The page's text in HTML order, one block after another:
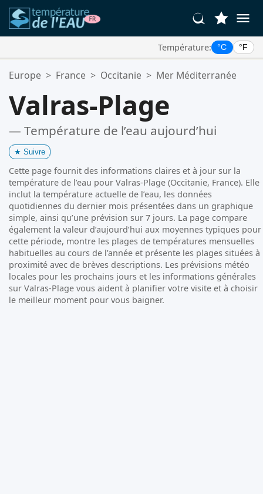
Température: °C °F
Vos Lieux Favoris:
Europe > France > Occitanie > Mer Méditerranée
Valras-Plage
— Température de l’eau aujourd’hui
★ Suivre
Cette page fournit des informations claires et à jour sur la
température de l’eau pour Valras-Plage (Occitanie, France). Elle
inclut la température actuelle de l’eau, les données
quotidiennes du dernier mois présentées dans un graphique
simple, ainsi qu’une prévision sur 7 jours. La page compare
également la valeur d’aujourd’hui aux moyennes typiques pour
cette période, montre les plages de températures mensuelles
habituelles au cours de l’année et présente les plages situées à
proximité avec de brèves descriptions. Les prévisions météo
locales pour les prochains jours et les informations générales
sur Valras-Plage vous aident à planifier votre visite et à choisir
le meilleur moment pour vous baigner.